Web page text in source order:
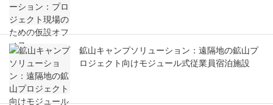
鉱山キャンプソリューション：遠隔地の鉱山プ
ロジェクト向けモジュール式従業員宿泊施設